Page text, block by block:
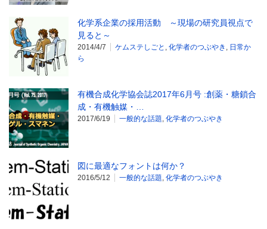
化学系企業の採用活動 ～現場の研究員視点で
見ると～
2014/4/7 ケムステしごと , 化学者のつぶやき , 日常か
ら
有機合成化学協会誌2017年6月号 :創薬・糖鎖合
成・有機触媒・…
2017/6/19 一般的な話題, 化学者のつぶやき
図に最適なフォントは何か？
2016/5/12 一般的な話題, 化学者のつぶやき